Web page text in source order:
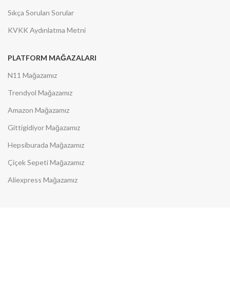
Sıkça Sorulan Sorular
KVKK Aydınlatma Metni
PLATFORM MAĞAZALARI
N11 Mağazamız
Trendyol Mağazamız
Amazon Mağazamız
Gittigidiyor Mağazamız
Hepsiburada Mağazamız
Çiçek Sepeti Mağazamız
Aliexpress Mağazamız